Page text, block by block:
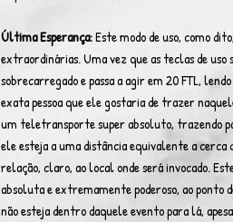
Última Esperança:Este modo de uso, como
extraordinárias. Uma vez que as teclas de uso
sobrecarregado e passa a agir em 20 FTL,
exata pessoa que ele gostaria de trazer
um teletransporte super absoluto, trazendo
ele esteja a uma distância equivalente a cerca
relação, claro, ao local onde será invocado.
absoluta e extremamente poderoso, ao ponto
não esteja dentro daquele evento para lá,